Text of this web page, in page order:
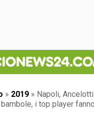
» 2019 » Napoli,
i top player